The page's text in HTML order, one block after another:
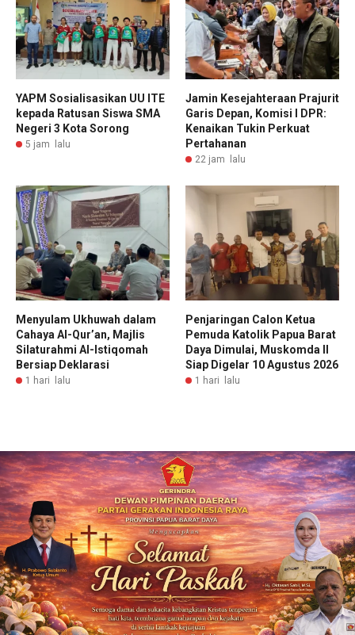
YAPM Sosialisasikan UU ITE
kepada Ratusan Siswa SMA
Negeri 3 Kota Sorong
5 jam lalu
Jamin Kesejahteraan Prajurit
Garis Depan, Komisi I DPR:
Kenaikan Tukin Perkuat
Pertahanan
22 jam lalu
Menyulam Ukhuwah dalam
Cahaya Al-Qur’an, Majlis
Silaturahmi Al-Istiqomah
Bersiap Deklarasi
1 hari lalu
Penjaringan Calon Ketua
Pemuda Katolik Papua Barat
Daya Dimulai, Muskomda II
Siap Digelar 10 Agustus 2026
1 hari lalu